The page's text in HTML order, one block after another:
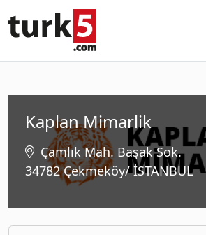
Kaplan Mimarlik
Çamlık Mah. Başak Sok.
34782 Çekmeköy/ İSTANBUL